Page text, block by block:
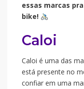
essas marcas
bike!
Caloi
Caloi é uma das
está presente no
confiar em uma